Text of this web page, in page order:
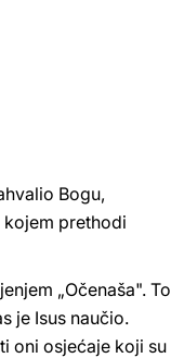
Bogu,
kojem prethodi
„Očenaša". To
je Isus naučio.
oni osjećaje koji su